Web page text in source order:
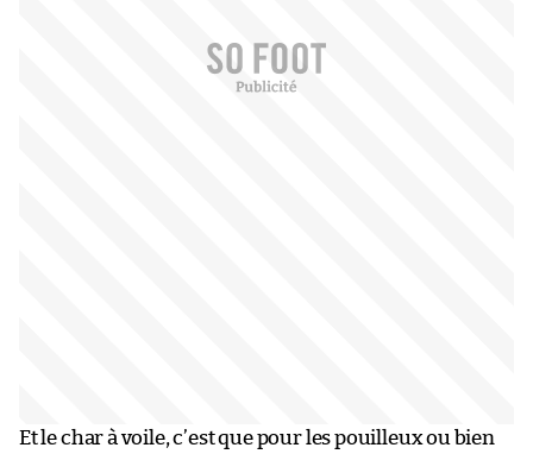
Et le char à voile, c’est que pour les pouilleux ou bien